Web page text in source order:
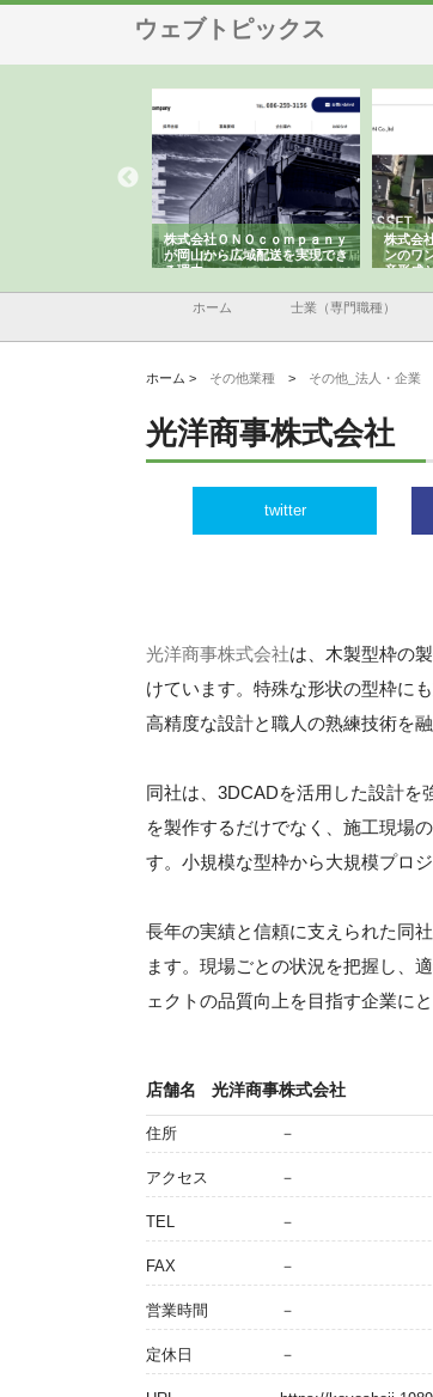
ウェブトピックス
株式会社ＯＮＯｃｏｍｐａｎｙ
が岡山から広域配送を実現でき
る理由
株式会
ンのワ
産形成
ホーム 士業（専門職種）
ホーム > その他業種 > その他_法人・企業
光洋商事株式会社
twitter
光洋商事株式会社は、木製型枠の
けています。特殊な形状の型枠に
高精度な設計と職人の熟練技術を
同社は、3DCADを活用した設計を
を製作するだけでなく、施工現場
す。小規模な型枠から大規模プロ
長年の実績と信頼に支えられた同
ます。現場ごとの状況を把握し、
ェクトの品質向上を目指す企業に
店舗名 光洋商事株式会社
住所 －
アクセス －
TEL －
FAX －
営業時間 －
定休日 －